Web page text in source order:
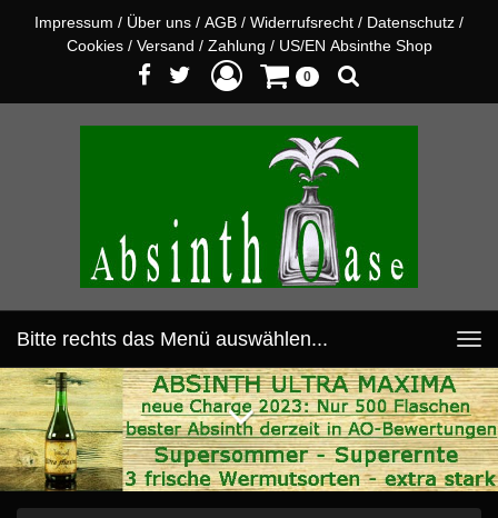
Impressum / Über uns / AGB / Widerrufsrecht / Datenschutz /
Cookies / Versand / Zahlung / US/EN Absinthe Shop
0
Bitte rechts das Menü auswählen...